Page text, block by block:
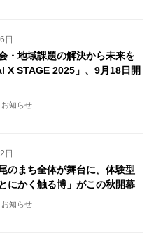
日
・地域課題の解決から未来を
X STAGE 2025」、9月18日開
お知らせ
日
のまち全体が舞台に。体験型
にかく触る博」がこの秋開幕
お知らせ